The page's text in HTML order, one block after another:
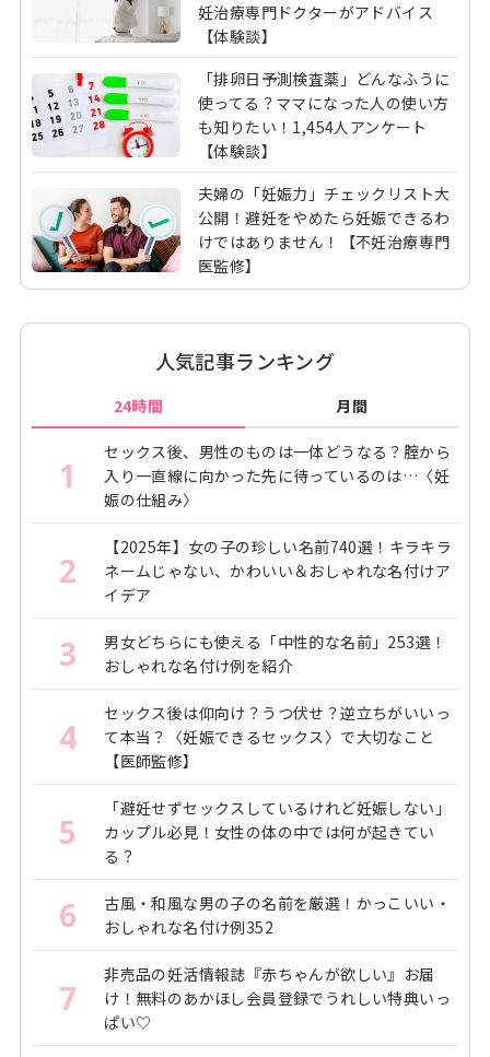
妊治療専門ドクターがアドバイス
【体験談】
「排卵日予測検査薬」どんなふうに
使ってる？ママになった人の使い方
も知りたい！1,454人アンケート
【体験談】
夫婦の「妊娠力」チェックリスト大
公開！避妊をやめたら妊娠できるわ
けではありません！【不妊治療専門
医監修】
人気記事ランキング
24時間 月間
1
セックス後、男性のものは一体どうなる？腟から
入り一直線に向かった先に待っているのは…〈妊
娠の仕組み〉
2
【2025年】女の子の珍しい名前740選！キラキラ
ネームじゃない、かわいい＆おしゃれな名付けア
イデア
3
男女どちらにも使える「中性的な名前」253選！
おしゃれな名付け例を紹介
4
セックス後は仰向け？うつ伏せ？逆立ちがいいっ
て本当？〈妊娠できるセックス〉で大切なこと
【医師監修】
5
「避妊せずセックスしているけれど妊娠しない」
カップル必見！女性の体の中では何が起きてい
る？
6
古風・和風な男の子の名前を厳選！かっこいい・
おしゃれな名付け例352
7
非売品の妊活情報誌『赤ちゃんが欲しい』お届
け！無料のあかほし会員登録でうれしい特典いっ
ぱい♡